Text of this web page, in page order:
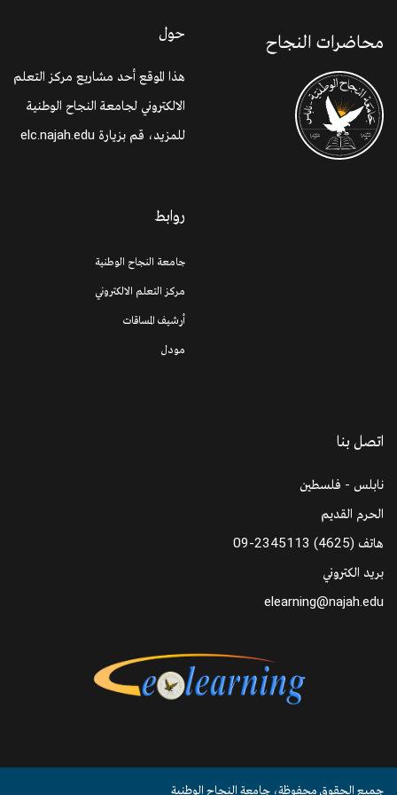
محاضرات النجاح حول
هذا الموقع أحد مشاريع مركز التعلم
الالكتروني لجامعة النجاح الوطنية
للمزيد، قم بزيارة elc.najah.edu
روابط
جامعة النجاح الوطنية
مركز التعلم الالكتروني
أرشيف المساقات
مودل
اتصل بنا
نابلس - فلسطين
الحرم القديم
هاتف 09-2345113 (4625)
بريد الكتروني
elearning@najah.edu
جميع الحقوق محفوظة، جامعة النجاح الوطنية